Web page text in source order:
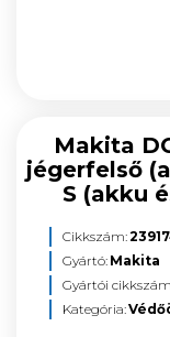
Makita
jégerfelső
S (akku
Cikkszám:
Gyártó: Makita
Gyártói
Kategória: